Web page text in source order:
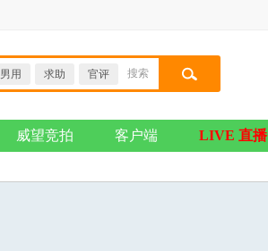
男用 求助 官评
搜索
搜索
威望竞拍 客户端 LIVE 直播